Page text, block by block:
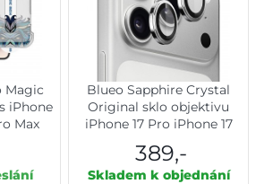
Magic
iPhone
Max
Blueo Sapphire Crystal
Original sklo objektivu
iPhone 17 Pro iPhone 17
389,-
Skladem k objednání